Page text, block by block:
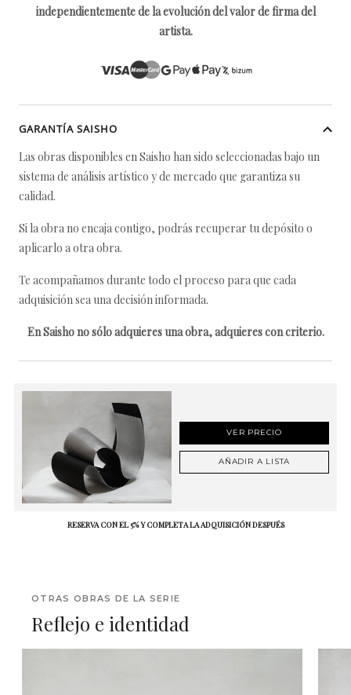
independientemente de la evolución del valor de firma del
artista.
GARANTÍA SAISHO
Las obras disponibles en Saisho han sido seleccionadas bajo un
sistema de análisis artístico y de mercado que garantiza su
calidad.
Si la obra no encaja contigo, podrás recuperar tu depósito o
aplicarlo a otra obra.
Te acompañamos durante todo el proceso para que cada
adquisición sea una decisión informada.
En Saisho no sólo adquieres una obra, adquieres con criterio.
VER PRECIO
AÑADIR A LISTA
RESERVA CON EL 5% Y COMPLETA LA ADQUISICIÓN DESPUÉS
OTRAS OBRAS DE LA SERIE
Reflejo e identidad